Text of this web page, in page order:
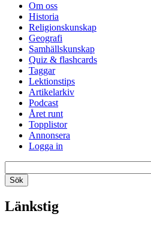
Om oss
Historia
Religionskunskap
Geografi
Samhällskunskap
Quiz & flashcards
Taggar
Lektionstips
Artikelarkiv
Podcast
Året runt
Topplistor
Annonsera
Logga in
Länkstig